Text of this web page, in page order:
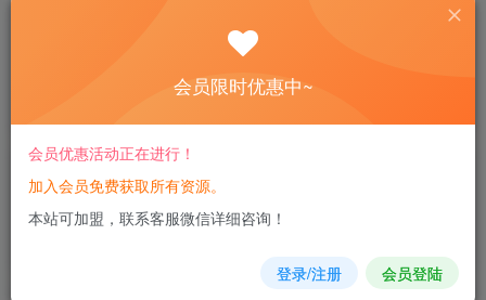
2026商业IP流量特训营：精准定位老
板人设，搭建长效稳定内容体系
福缘网
学会，月入2W！
福缘网
106
会员限时优惠中~
会员优惠活动正在进行！
加入会员免费获取所有资源。
本站可加盟，联系客服微信详细咨询！
登录/注册 会员登陆